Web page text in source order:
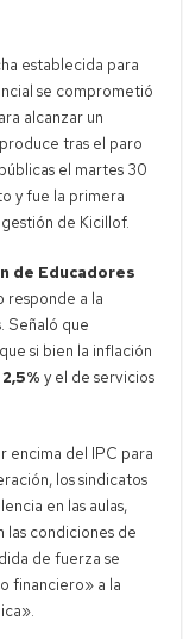
establecida para
se comprometió
alcanzar un
tras el paro
el martes 30
y fue la primera
de Kicillof.
de Educadores
responde a la
Señaló que
si bien la inflación
2,5% y el de servicios
encima del IPC para
los sindicatos
en las aulas,
las condiciones de
de fuerza se
financiero» a la